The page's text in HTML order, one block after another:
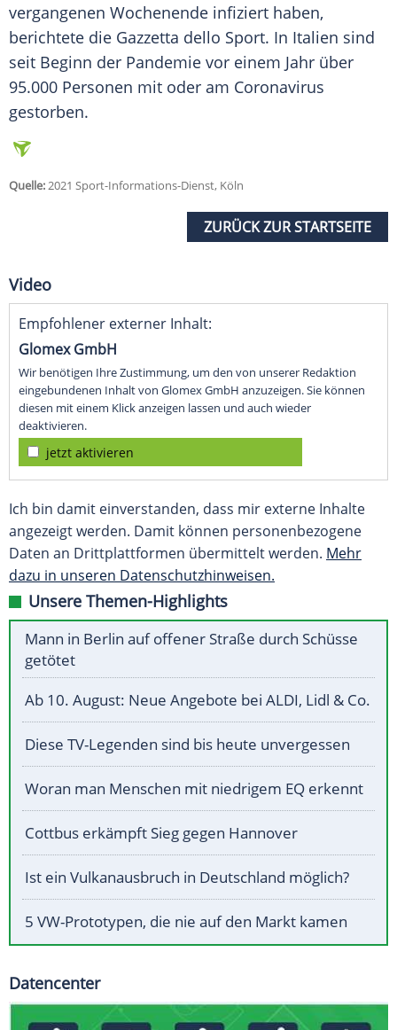
vergangenen Wochenende infiziert haben,
berichtete die Gazzetta dello Sport. In Italien sind
seit Beginn der Pandemie vor einem Jahr über
95.000 Personen mit oder am Coronavirus
gestorben.
Quelle:2021 Sport-Informations-Dienst, Köln
ZURÜCK ZUR STARTSEITE
Video
Empfohlener externer Inhalt:
Glomex GmbH
Wir benötigen Ihre Zustimmung, um den von unserer Redaktion
eingebundenen Inhalt von Glomex GmbH anzuzeigen. Sie können
diesen mit einem Klick anzeigen lassen und auch wieder
deaktivieren.
jetzt aktivieren
Ich bin damit einverstanden, dass mir externe Inhalte
angezeigt werden. Damit können personenbezogene
Daten an Drittplattformen übermittelt werden. Mehr
dazu in unseren Datenschutzhinweisen.
Unsere Themen-Highlights
Mann in Berlin auf offener Straße durch Schüsse
getötet
Ab 10. August: Neue Angebote bei ALDI, Lidl & Co.
Diese TV-Legenden sind bis heute unvergessen
Woran man Menschen mit niedrigem EQ erkennt
Cottbus erkämpft Sieg gegen Hannover
Ist ein Vulkanausbruch in Deutschland möglich?
5 VW-Prototypen, die nie auf den Markt kamen
Datencenter